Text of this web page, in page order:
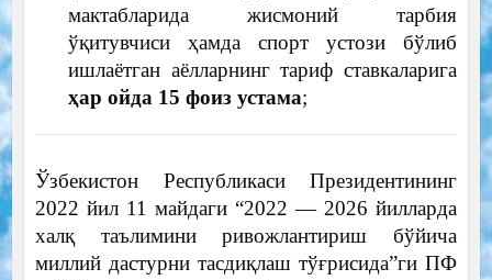
мактабларида жисмоний тарбия
ўқитувчиси ҳамда спорт устози бўлиб
ишлаётган аёлларнинг тариф ставкаларига
ҳар ойда 15 фоиз устама;
Ўзбекистон Республикаси Президентининг
2022 йил 11 майдаги “2022 — 2026 йилларда
халқ таълимини ривожлантириш бўйича
миллий дастурни тасдиқлаш тўғрисида”ги ПФ